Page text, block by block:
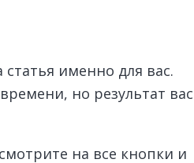
именно для вас.
но результат вас
на все кнопки и